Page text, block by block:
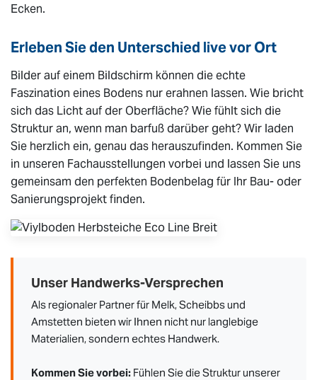
Ecken.
Erleben Sie den Unterschied live vor Ort
Bilder auf einem Bildschirm können die echte
Faszination eines Bodens nur erahnen lassen. Wie bricht
sich das Licht auf der Oberfläche? Wie fühlt sich die
Struktur an, wenn man barfuß darüber geht? Wir laden
Sie herzlich ein, genau das herauszufinden. Kommen Sie
in unseren Fachausstellungen vorbei und lassen Sie uns
gemeinsam den perfekten Bodenbelag für Ihr Bau- oder
Sanierungsprojekt finden.
Unser Handwerks-Versprechen
Als regionaler Partner für Melk, Scheibbs und
Amstetten bieten wir Ihnen nicht nur langlebige
Materialien, sondern echtes Handwerk.
Kommen Sie vorbei: Fühlen Sie die Struktur unserer